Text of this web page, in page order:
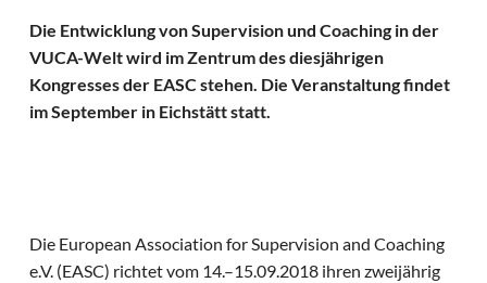
Die Entwicklung von Supervision und Coaching in der
VUCA-Welt wird im Zentrum des diesjährigen
Kongresses der EASC stehen. Die Veranstaltung findet
im September in Eichstätt statt.
Die European Association for Supervision and Coaching
e.V. (EASC) richtet vom 14.–15.09.2018 ihren zweijährig